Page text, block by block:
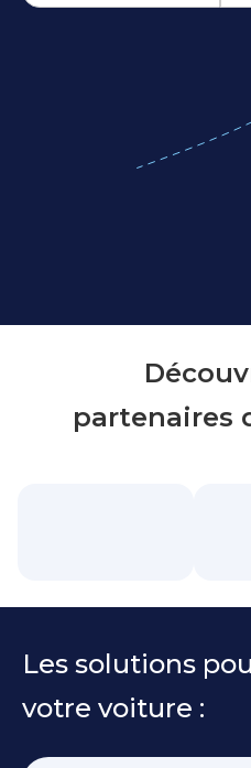
partenaires
Les solutions
votre voiture :